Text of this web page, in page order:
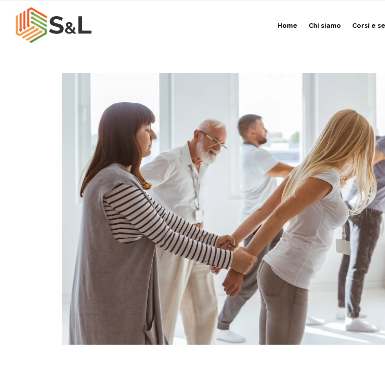
Home Chi siamo Corsi e